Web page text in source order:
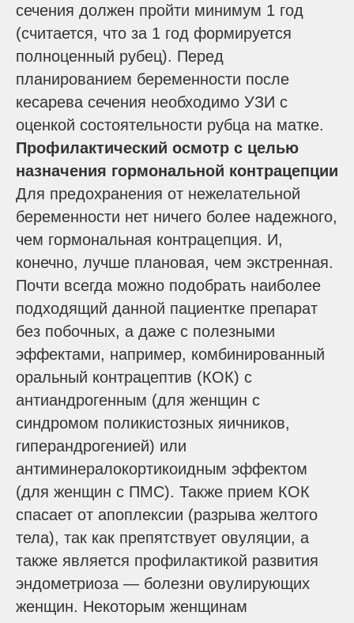
сечения должен пройти минимум 1 год
(считается, что за 1 год формируется
полноценный рубец). Перед
планированием беременности после
кесарева сечения необходимо УЗИ с
оценкой состоятельности рубца на матке.
Профилактический осмотр с целью
назначения гормональной контрацепции
Для предохранения от нежелательной
беременности нет ничего более надежного,
чем гормональная контрацепция. И,
конечно, лучше плановая, чем экстренная.
Почти всегда можно подобрать наиболее
подходящий данной пациентке препарат
без побочных, а даже с полезными
эффектами, например, комбинированный
оральный контрацептив (КОК) с
антиандрогенным (для женщин с
синдромом поликистозных яичников,
гиперандрогенией) или
антиминералокортикоидным эффектом
(для женщин с ПМС). Также прием КОК
спасает от апоплексии (разрыва желтого
тела), так как препятствует овуляции, а
также является профилактикой развития
эндометриоза — болезни овулирующих
женщин. Некоторым женщинам